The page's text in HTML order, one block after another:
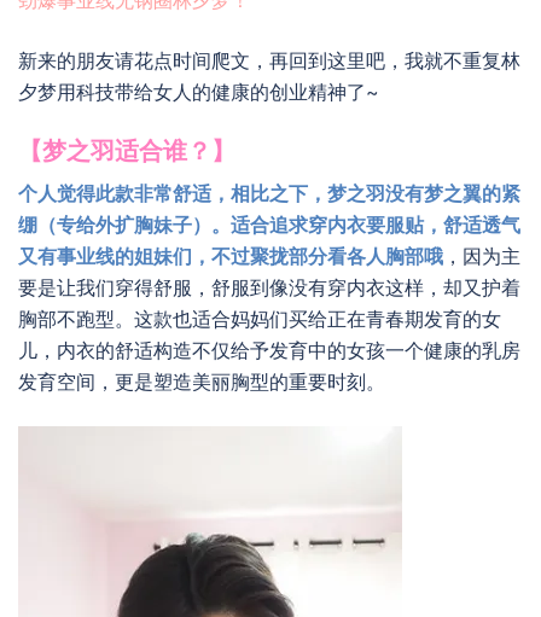
新来的朋友请花点时间爬文，再回到这里吧，我就不重复林
夕梦用科技带给女人的健康的创业精神了~
【梦之羽适合谁？】
个人觉得此款非常舒适，相比之下，梦之羽没有梦之翼的紧
绷（专给外扩胸妹子）。适合追求穿内衣要服贴，舒适透气
又有事业线的姐妹们，不过聚拢部分看各人胸部哦 ，因为主
要是让我们穿得舒服，舒服到像没有穿内衣这样，却又护着
胸部不跑型。这款也适合妈妈们买给正在青春期发育的女
儿，内衣的舒适构造不仅给予发育中的女孩一个健康的乳房
发育空间，更是塑造美丽胸型的重要时刻。